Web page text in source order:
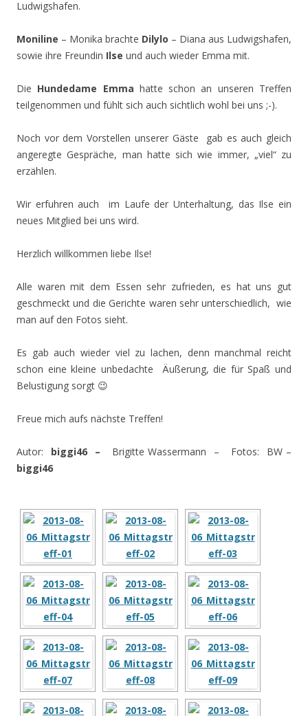
Ludwigshafen.
Moniline – Monika brachte Dilylo – Diana aus Ludwigshafen,
sowie ihre Freundin Ilse und auch wieder Emma mit.
Die Hundedame Emma hatte schon an unseren Treffen
teilgenommen und fühlt sich auch sichtlich wohl bei uns ;-).
Noch vor dem Vorstellen unserer Gäste
gab es auch gleich
angeregte Gespräche, man hatte sich wie immer, „viel“ zu
erzählen.
Wir erfuhren auch
im Laufe der Unterhaltung, das Ilse ein
neues Mitglied bei uns wird.
Herzlich willkommen liebe Ilse!
Alle waren mit dem Essen sehr zufrieden, es hat uns gut
geschmeckt und die Gerichte waren sehr unterschiedlich, wie
man auf den Fotos sieht.
Es gab auch wieder viel zu lachen, denn manchmal reicht
schon eine kleine unbedachte
Äußerung, die für Spaß und
Belustigung sorgt 😉
Freue mich aufs nächste Treffen!
Autor: biggi46 –
Brigitte Wassermann – Fotos: BW –
biggi46